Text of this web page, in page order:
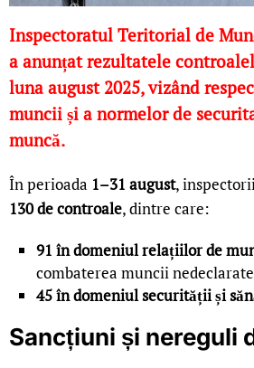
Inspectoratul Teritorial de
a anunțat rezultatele
luna august 2025, vizând
muncii și a normelor de
muncă.
În perioada 1–31 august,
130 de controale, dintre care:
91 în domeniul relațiilor de
combaterea muncii
45 în domeniul securității și
Sancțiuni și nereguli